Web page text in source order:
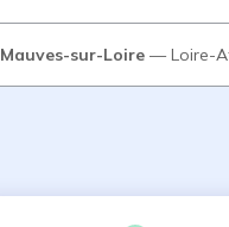
Mauves-sur-Loire — Loire-